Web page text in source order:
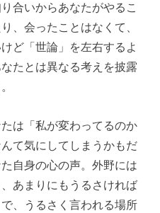
合いからあなたがやるこ
、会ったことはなくて、
ど「世論」を左右するよ
たとは異なる考えを披露
は「私が変わってるのか
て気にしてしまうかもだ
自身の心の声。外野には
あまりにもうるさければ
、うるさく言われる場所